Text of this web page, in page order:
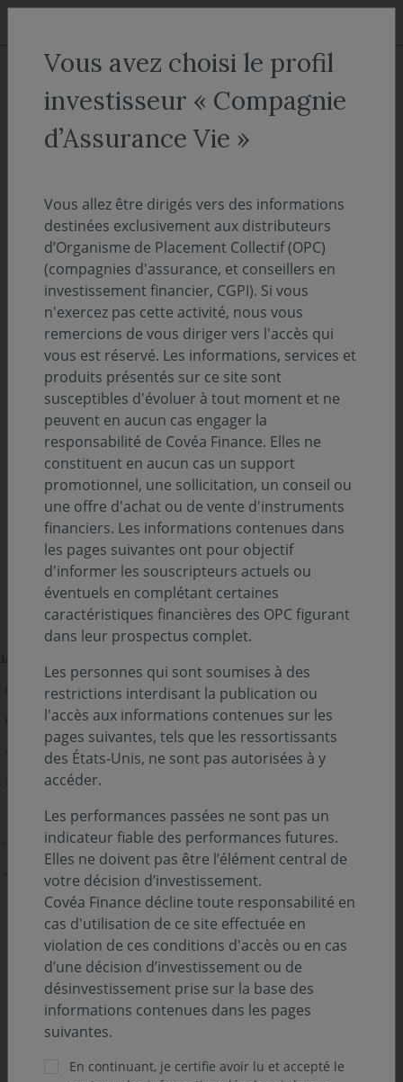
Aller au menu
Aller au contenu
ACCUEIL Décryptages
"Le regard de la gérante" :
européennes - perspectives
2026
LE POINT DE VUE DE L'EXPERT 25 novembre 2025
Temps de lecture :2min
Alors que la France peine à finaliser son
budget 2026, l’ensemble de la zone euro se
prépare à une nouvelle année d’émissions
élevées.
Selon les estimations disponibles, les émissions
obligataires brutes des principaux pays de la zone euro
devraient franchir le niveau de 1400 Mds€ l’an prochain,
contre 1 380 Mds€ en 2025. Ces montants désormais
structurellement élevés reflètent avant tout
progression des volumes de dettes arrivant à échéance,
qui atteindraient près de 897 Mds€ en 2026. Ce profil de
remboursement, hérité des années post-Covid
contribue à maintenir l’offre brute à un niveau soutenu.
Dans ce contexte, les émissions obligataires nettes des
retrait par rapport aux 565 Mds€ estimés pour 2025.
Vous avez choisi le profil
investisseur « Compagnie
d’Assurance Vie »
Vous allez être dirigés vers des informations
destinées exclusivement aux distributeurs
d’Organisme de Placement Collectif (OPC)
(compagnies d'assurance, et conseillers en
investissement financier, CGPI). Si vous
n'exercez pas cette activité, nous vous
remercions de vous diriger vers l'accès qui
vous est réservé. Les informations, services et
produits présentés sur ce site sont
susceptibles d'évoluer à tout moment et ne
peuvent en aucun cas engager la
responsabilité de Covéa Finance. Elles ne
constituent en aucun cas un support
promotionnel, une sollicitation, un conseil ou
une offre d'achat ou de vente d'instruments
financiers. Les informations contenues dans
les pages suivantes ont pour objectif
d'informer les souscripteurs actuels ou
éventuels en complétant certaines
caractéristiques financières des OPC figurant
dans leur prospectus complet.
Les personnes qui sont soumises à des
restrictions interdisant la publication ou
l'accès aux informations contenues sur les
pages suivantes, tels que les ressortissants
des États-Unis, ne sont pas autorisées à y
accéder.
Les performances passées ne sont pas un
indicateur fiable des performances futures.
Elles ne doivent pas être l’élément central de
votre décision d’investissement.
Covéa Finance décline toute responsabilité en
cas d'utilisation de ce site effectuée en
violation de ces conditions d'accès ou en cas
d’une décision d’investissement ou de
désinvestissement prise sur la base des
informations contenues dans les pages
suivantes.
En continuant, je certifie avoir lu et accepté le